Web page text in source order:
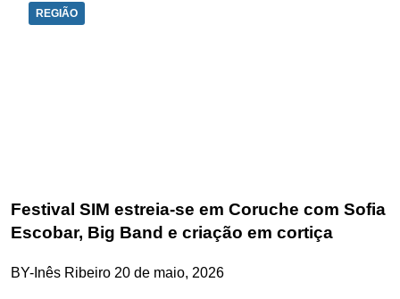
REGIÃO
Festival SIM estreia-se em Coruche com Sofia
Escobar, Big Band e criação em cortiça
BY-Inês Ribeiro 20 de maio, 2026